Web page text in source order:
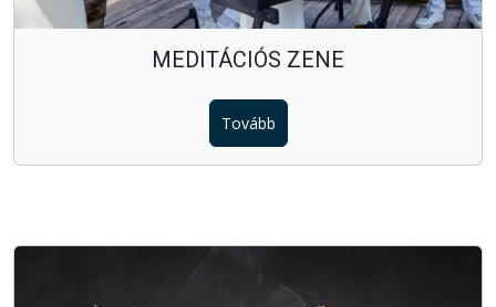
MEDITÁCIÓS ZENE
Tovább